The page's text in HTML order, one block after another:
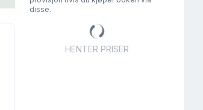
disse.
HENTER PRISER